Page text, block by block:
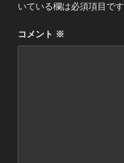
いている欄は必須項目です
コメント ※